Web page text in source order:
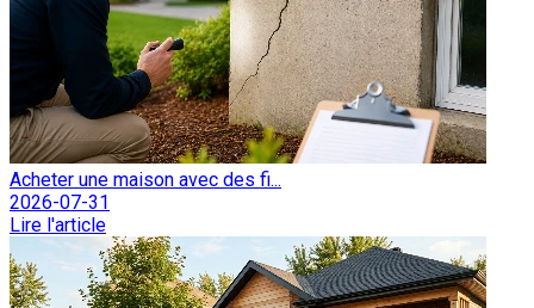
Acheter une maison avec des fi...
2026-07-31
Lire l'article